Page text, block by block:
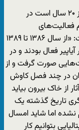
مدیر پایگاه ملی میراث‌فرهنگی آیاپیر که بیش از ۲۰ سال است در
فعالیت‌های
باستان‌شناسی در این پایگاه ملی و تاریخی گفت: «از سال ۱۳۸۶ تا ۱۳۸۹
فعال بودند و در
۱۳۸۹ تا ۱۳۹۶ نیز فعالیت‌هایی صورت گرفت و از
در چند فصل کاوش
از خاک بیرون بیاید
تاریخ گذشته یک
انجام نشده اما شاید امسال
بتوانیم کار